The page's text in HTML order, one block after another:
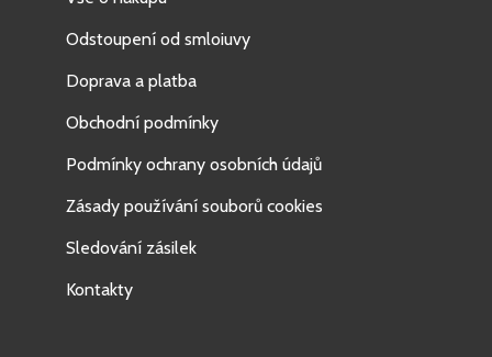
Odstoupení od smloiuvy
Doprava a platba
Obchodní podmínky
Podmínky ochrany osobních údajů
Zásady používání souborů cookies
Sledování zásilek
Kontakty